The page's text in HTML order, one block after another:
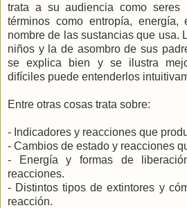
trata a su audiencia como seres
términos como entropía, energía,
nombre de las sustancias que usa.
niños y la de asombro de sus
se explica bien y se ilustra
difíciles puede entenderlos
Entre otras cosas trata sobre:
- Indicadores y reacciones que
- Cambios de estado y reacciones
- Energía y formas de
reacciones.
- Distintos tipos de extintores y
reacción.